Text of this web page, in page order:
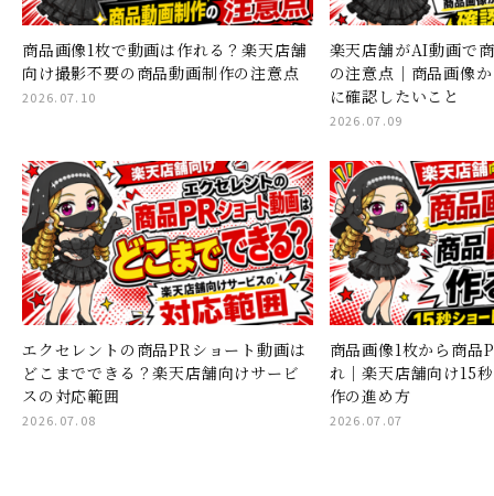
商品画像1枚で動画は作れる？楽天店舗
向け撮影不要の商品動画制作の注意点
2026.07.10
楽天店舗がAI動画で
の注意点｜商品画像
に確認したいこと
2026.07.09
エクセレントの商品PRショート動画は
どこまでできる？楽天店舗向けサービ
スの対応範囲
2026.07.08
商品画像1枚から商品
れ｜楽天店舗向け15
作の進め方
2026.07.07